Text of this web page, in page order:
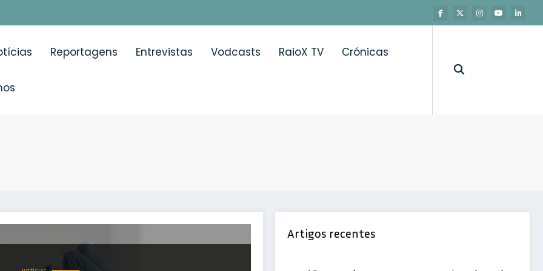
Reportagens Entrevistas Vodcasts RaioX TV Crónicas
de vacinação um momento fundamental para a Saúde Pública
Artigos recentes